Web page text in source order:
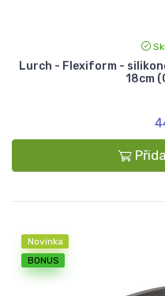
Lurch - Flexiform -
18cm
Novinka
BONUS